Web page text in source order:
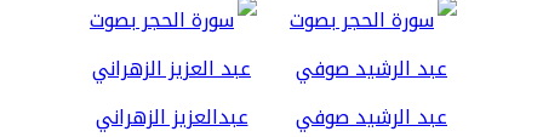
عبد الرشيد صوفي عبدالعزيز الزهراني